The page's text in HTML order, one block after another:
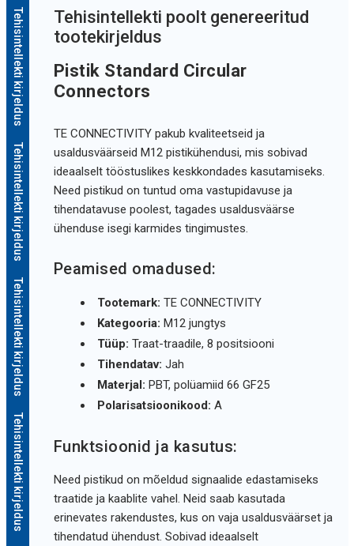
Tehisintellekti kirjeldus
Tehisintellekti kirjeldus
Tehisintellekti kirjeldus
Tehisintellekti kirjeldus
Tehisintellekti poolt genereeritud
tootekirjeldus
Pistik Standard Circular
Connectors
TE CONNECTIVITY pakub kvaliteetseid ja
usaldusväärseid M12 pistikühendusi, mis sobivad
ideaalselt tööstuslikes keskkondades kasutamiseks.
Need pistikud on tuntud oma vastupidavuse ja
tihendatavuse poolest, tagades usaldusväärse
ühenduse isegi karmides tingimustes.
Peamised omadused:
Tootemark: TE CONNECTIVITY
Kategooria: M12 jungtys
Tüüp: Traat-traadile, 8 positsiooni
Tihendatav: Jah
Materjal: PBT, polüamiid 66 GF25
Polarisatsioonikood: A
Funktsioonid ja kasutus:
Need pistikud on mõeldud signaalide edastamiseks
traatide ja kaablite vahel. Neid saab kasutada
erinevates rakendustes, kus on vaja usaldusväärset ja
tihendatud ühendust. Sobivad ideaalselt